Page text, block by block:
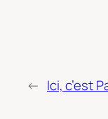
← Ici, c’est